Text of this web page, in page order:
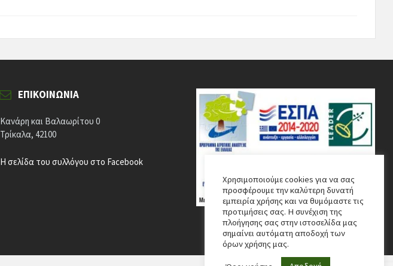
ΕΠΙΚΟΙΝΩΝΊΑ
Κανάρη και Βαλαωρίτου 0
Τρίκαλα, 42100
Η σελίδα του συλλόγου στο Facebook
Χρησιμοποιούμε cookies για να σας
προσφέρουμε την καλύτερη δυνατή
εμπειρία χρήσης και να θυμόμαστε τις
προτιμήσεις σας. Η συνέχιση της
πλοήγησης σας στην ιστοσελίδα μας
σημαίνει αυτόματη αποδοχή των
όρων χρήσης μας.